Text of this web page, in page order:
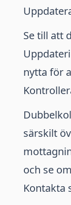
Se till att
nytta för
särskilt
och se
Kontakta